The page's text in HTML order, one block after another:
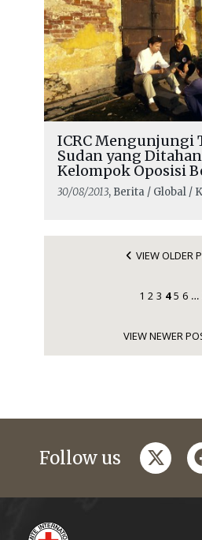
ICRC Mengunjungi
Sudan yang
Kelompok Oposisi
30/08/2013, Berita / Global /
VIEW OLDER
1 2 3 4 5 6 …
VIEW NEWER
Follow us twitter